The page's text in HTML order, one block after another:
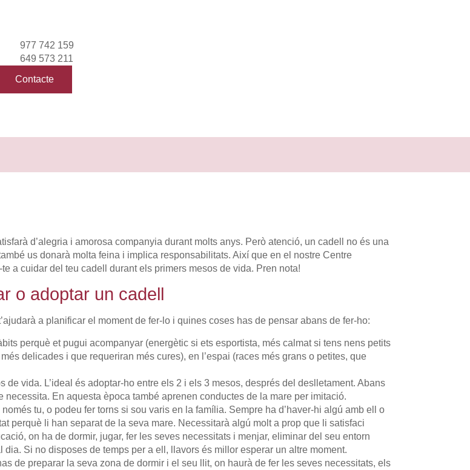
977 742 159
649 573 211
Contacte
d’alegria i amorosa companyia durant molts anys. Però atenció, un cadell no és una
us donarà molta feina i implica responsabilitats. Així que en el nostre Centre
a cuidar del teu cadell durant els primers mesos de vida. Pren nota!
o adoptar un cadell
a planificar el moment de fer-lo i quines coses has de pensar abans de fer-ho:
perquè et pugui acompanyar (energètic si ets esportista, més calmat si tens nens petits
delicades i que requeriran més cures), en l’espai (races més grans o petites, que
de vida. L’ideal és adoptar-ho entre els 2 i els 3 mesos, després del deslletament. Abans
necessita. En aquesta època també aprenen conductes de la mare per imitació.
tu, o podeu fer torns si sou varis en la família. Sempre ha d’haver-hi algú amb ell o
perquè li han separat de la seva mare. Necessitarà algú molt a prop que li satisfaci
on ha de dormir, jugar, fer les seves necessitats i menjar, eliminar del seu entorn
Si no disposes de temps per a ell, llavors és millor esperar un altre moment.
de preparar la seva zona de dormir i el seu llit, on haurà de fer les seves necessitats, els